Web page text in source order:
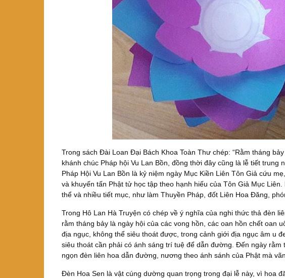
Trong sách Đài Loan Đại Bách Khoa Toàn Thư chép: “Rằm tháng
khánh chúc Pháp hội Vu Lan Bồn, đồng thời đây cũng là lễ tiết trung
Pháp Hội Vu Lan Bồn là kỷ niệm ngày Mục Kiền Liên Tôn Giả cứu
và khuyến tấn Phật tử học tập theo hạnh hiếu của Tôn Giả Mục
thể và nhiều tiết mục, như làm Thuyền Pháp, đốt Liên Hoa Đăng,
Trong Hô Lan Hà Truyện có chép về ý nghĩa của nghi thức thả đèn
rằm tháng bảy là ngày hội của các vong hồn, các oan hồn chết oan
địa ngục, không thể siêu thoát được, trong cảnh giới địa ngục âm u
siêu thoát cần phải có ánh sáng trí tuệ để dẫn đường. Đến ngày rằm
ngọn đèn liên hoa dẫn đường, nương theo ánh sánh của Phật mà
Đèn Hoa Sen là vật cúng dường quan trọng trong đại lễ này, vì hoa